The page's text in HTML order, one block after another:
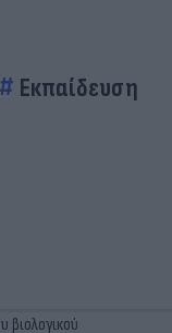
Εκπαίδευση